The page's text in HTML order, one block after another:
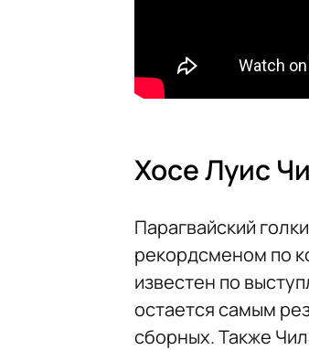
Хосе Луис
Парагвайский
рекордсменом по
известен по
остается самым
сборных. Также